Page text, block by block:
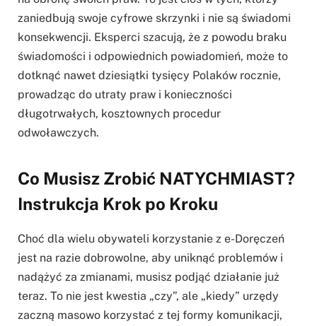
zaniedbują swoje cyfrowe skrzynki i nie są świadomi
konsekwencji. Eksperci szacują, że z powodu braku
świadomości i odpowiednich powiadomień, może to
dotknąć nawet dziesiątki tysięcy Polaków rocznie,
prowadząc do utraty praw i konieczności
długotrwałych, kosztownych procedur
odwoławczych.
Co Musisz Zrobić NATYCHMIAST?
Instrukcja Krok po Kroku
Choć dla wielu obywateli korzystanie z e-Doręczeń
jest na razie dobrowolne, aby uniknąć problemów i
nadążyć za zmianami, musisz podjąć działanie już
teraz. To nie jest kwestia „czy”, ale „kiedy” urzędy
zaczną masowo korzystać z tej formy komunikacji,